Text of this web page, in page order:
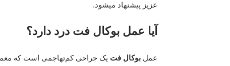
عزیز پیشنهاد میشود.
آیا عمل بوکال فت درد دارد؟
عملبوکال فت یک جراحی کم‌تهاجمی است که